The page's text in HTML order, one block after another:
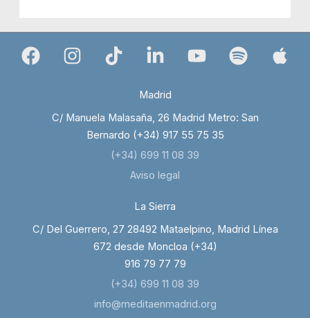
Madrid
C/ Manuela Malasaña, 26 Madrid Metro: San
Bernardo (+34) 917 55 75 35
(+34) 699 11 08 39
Aviso legal
La Sierra
C/ Del Guerrero, 27 28492 Mataelpino, Madrid Línea
672 desde Moncloa (+34)
916 79 77 79
(+34) 699 11 08 39
info@meditaenmadrid.org